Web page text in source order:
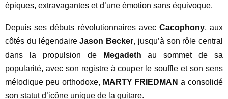
épiques, extravagantes et d’une émotion sans équivoque.
Depuis ses débuts révolutionnaires avec Cacophony, aux
côtés du légendaireJason Becker, jusqu’à son rôle central
dans la propulsion de
Megadeth au sommet de sa
popularité, avec son registre à couper le souffle et son sens
mélodique peu orthodoxe, MARTY FRIEDMAN a consolidé
son statut d’icône unique de la guitare.